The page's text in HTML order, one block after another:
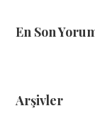
En Son
Arşivler